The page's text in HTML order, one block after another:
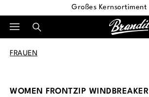
Großes Kernsortiment
FRAUEN
WOMEN FRONTZIP WINDBREAKER